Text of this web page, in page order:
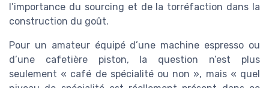
l’importance du sourcing et de la torréfaction dans la
construction du goût.
Pour un amateur équipé d’une machine espresso ou
d’une cafetière piston, la question n’est plus
seulement « café de spécialité ou non », mais « quel